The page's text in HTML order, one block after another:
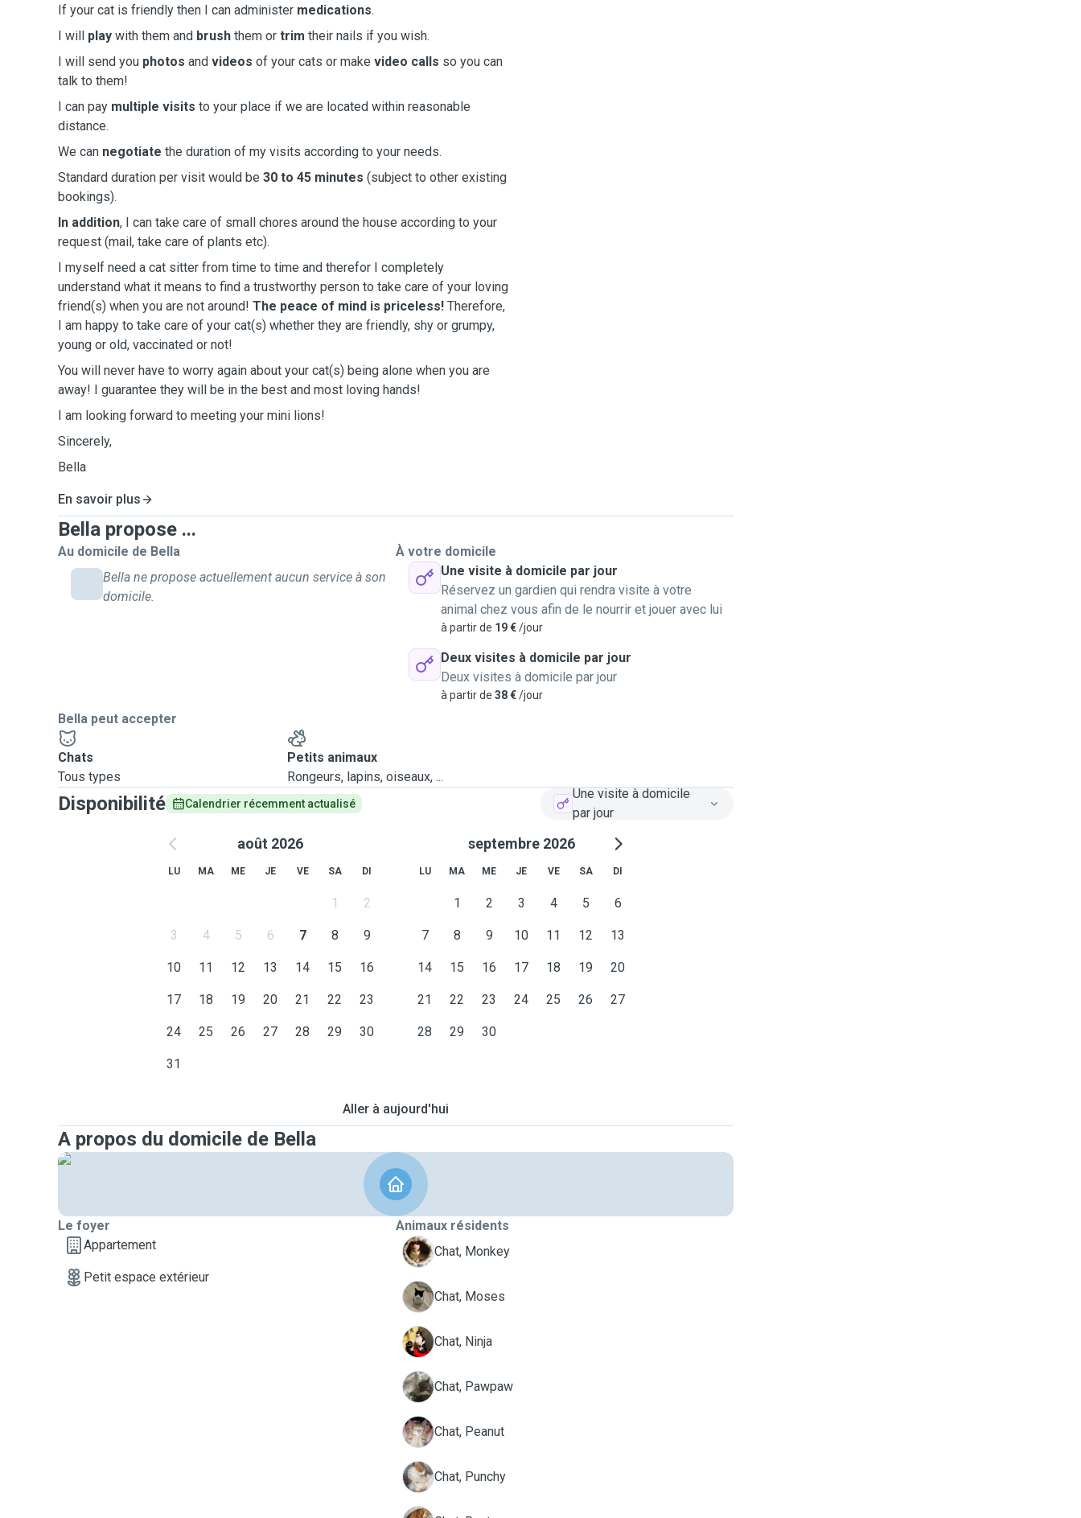
If your cat is friendly then I can administer medications.
I will play with them and brush them or trim their nails if you wish.
I will send you photos and videos of your cats or make video calls so you can
talk to them!
I can pay multiple visits to your place if we are located within reasonable
distance.
We can negotiate the duration of my visits according to your needs.
Standard duration per visit would be 30 to 45 minutes (subject to other existing
bookings).
In addition, I can take care of small chores around the house according to your
request (mail, take care of plants etc).
I myself need a cat sitter from time to time and therefor I completely
understand what it means to find a trustworthy person to take care of your loving
friend(s) when you are not around! The peace of mind is priceless! Therefore,
I am happy to take care of your cat(s) whether they are friendly, shy or grumpy,
young or old, vaccinated or not!
You will never have to worry again about your cat(s) being alone when you are
away! I guarantee they will be in the best and most loving hands!
I am looking forward to meeting your mini lions!
Sincerely,
Bella
En savoir plus
Bella propose ...
Au domicile de Bella
Bella ne propose actuellement aucun service à son
domicile.
À votre domicile
Une visite à domicile par jour
Réservez un gardien qui rendra visite à votre
animal chez vous afin de le nourrir et jouer avec lui
à partir de 19 €/jour
Deux visites à domicile par jour
Deux visites à domicile par jour
à partir de 38 €/jour
Bella peut accepter
Chats
Tous types
Petits animaux
Rongeurs, lapins, oiseaux, ...
Disponibilité Calendrier récemment actualisé
Une visite à domicile
par jour
août 2026
LU MA ME JE VE SA DI
1 2
3 4 5 6 7 8 9
10 11 12 13 14 15 16
17 18 19 20 21 22 23
24 25 26 27 28 29 30
31
septembre 2026
LU MA ME JE VE SA DI
1 2 3 4 5 6
7 8 9 10 11 12 13
14 15 16 17 18 19 20
21 22 23 24 25 26 27
28 29 30
Aller à aujourd'hui
A propos du domicile de Bella
Le foyer
Appartement
Petit espace extérieur
Animaux résidents
M
Chat, Monkey
M Chat, Moses
N Chat, Ninja
P Chat, Pawpaw
P Chat, Peanut
P Chat, Punchy